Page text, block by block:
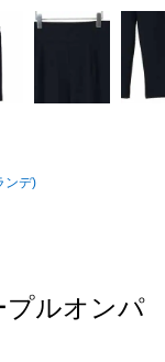
ンデ)
プルオンパ